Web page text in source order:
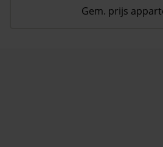
Gem. prijs